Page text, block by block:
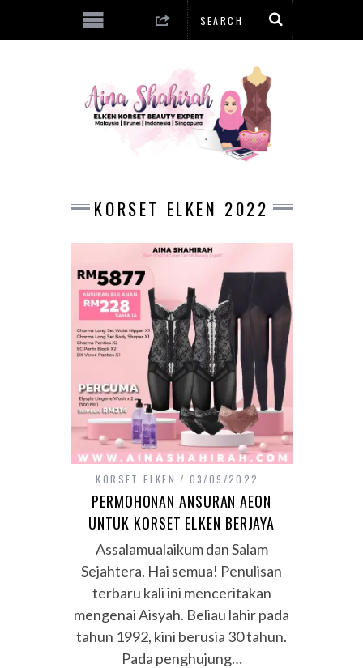
KORSET ELKEN 2022
KORSET ELKEN 03/09/2022
PERMOHONAN ANSURAN AEON
UNTUK KORSET ELKEN BERJAYA
Assalamualaikum dan Salam
Sejahtera. Hai semua! Penulisan
terbaru kali ini menceritakan
mengenai Aisyah. Beliau lahir pada
tahun 1992, kini berusia 30 tahun.
Pada penghujung…